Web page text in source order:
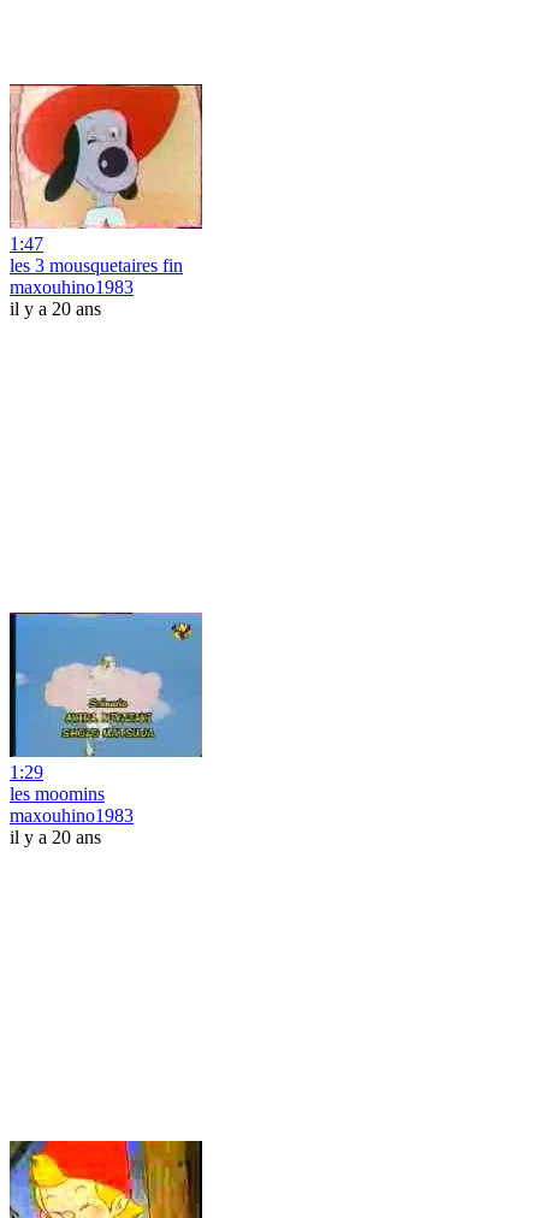
1:47
les 3 mousquetaires fin
maxouhino1983
il y a 20 ans
1:29
les moomins
maxouhino1983
il y a 20 ans